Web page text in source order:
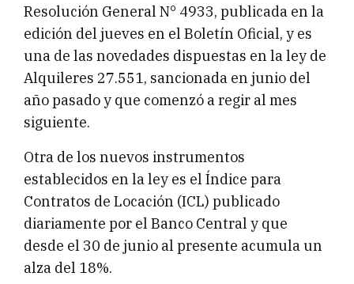
Resolución General N° 4933, publicada en la
edición del jueves en el Boletín Oficial, y es
una de las novedades dispuestas en la ley de
Alquileres 27.551, sancionada en junio del
año pasado y que comenzó a regir al mes
siguiente.
Otra de los nuevos instrumentos
establecidos en la ley es el Índice para
Contratos de Locación (ICL) publicado
diariamente por el Banco Central y que
desde el 30 de junio al presente acumula un
alza del 18%.